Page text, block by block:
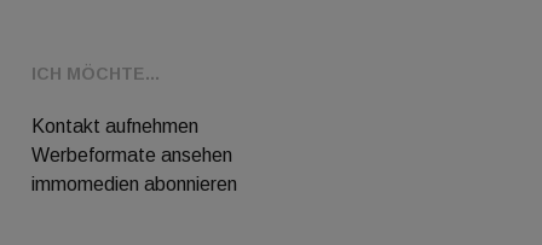
ICH MÖCHTE...
Kontakt aufnehmen
Werbeformate ansehen
immomedien abonnieren